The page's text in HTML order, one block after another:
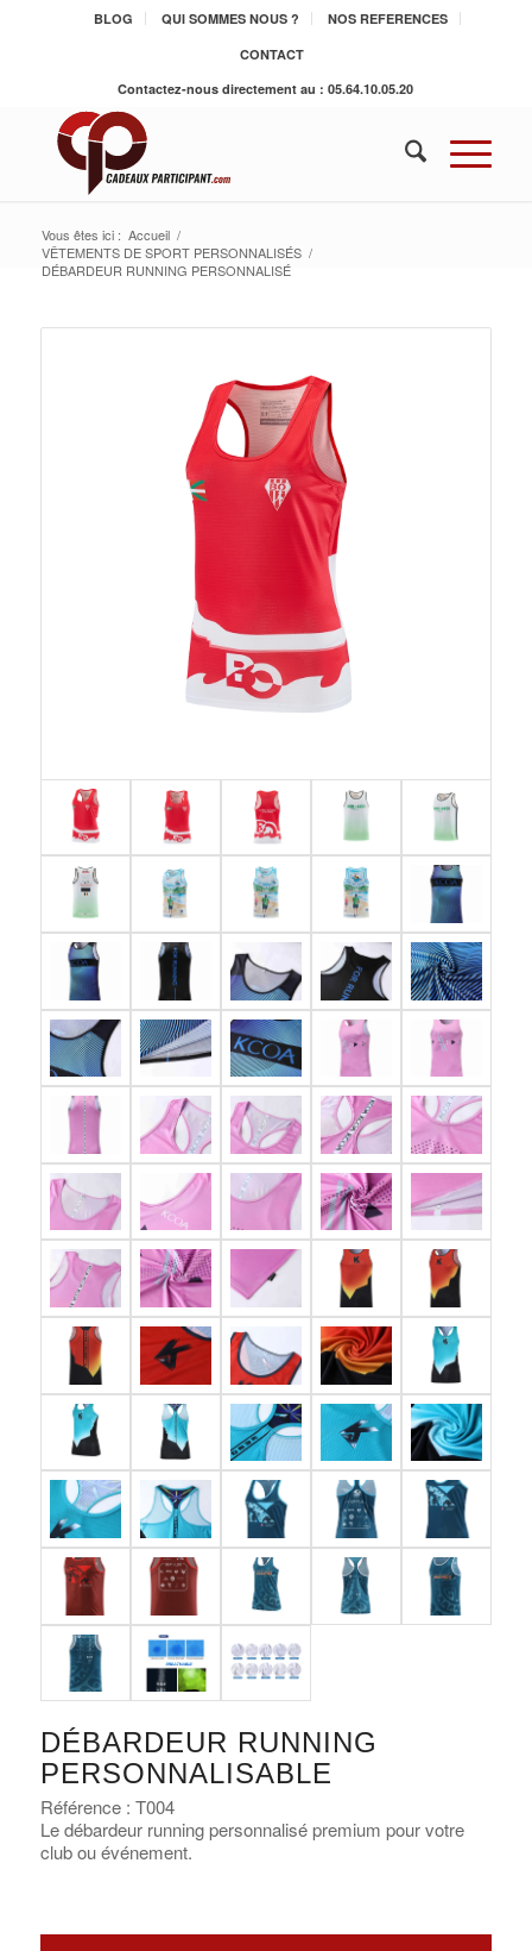
BLOG QUI SOMMES NOUS ?
NOS REFERENCES
CONTACT
Contactez-nous directement au : 05.64.10.05.20
Vous êtes ici : Accueil /
VÊTEMENTS DE SPORT PERSONNALISÉS /
DÉBARDEUR RUNNING PERSONNALISÉ
DÉBARDEUR RUNNING
PERSONNALISABLE
Référence : T004
Le débardeur running personnalisé premium pour votre
club ou événement.